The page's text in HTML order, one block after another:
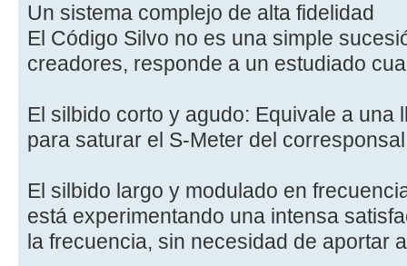
Un sistema complejo de alta fidelidad
El Código Silvo no es una simple
creadores, responde a un estudiado
El silbido corto y agudo: Equivale a una
para saturar el S-Meter del
El silbido largo y modulado en
está experimentando una intensa
la frecuencia, sin necesidad de aportar